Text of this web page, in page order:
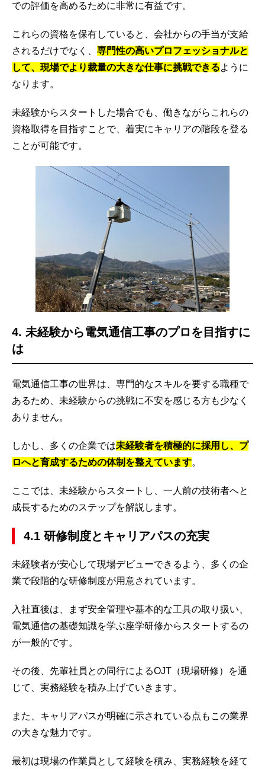
での評価を高めるために非常に有益です。
これらの資格を保有していると、会社からの手当が支給
されるだけでなく、 専門性の高いプロフェッショナルと
して、現場でより裁量の大きな仕事に挑戦できるように
なります。
未経験からスタートした場合でも、働きながらこれらの
資格取得を目指すことで、着実にキャリアの階段を登る
ことが可能です。
4. 未経験から電気通信工事のプロを目指すに
は
電気通信工事の世界は、専門的なスキルを要する職種で
あるため、未経験からの挑戦に不安を感じる方も少なく
ありません。
しかし、多くの企業では未経験者を積極的に採用し、プ
ロへと育成するための体制を整えています。
ここでは、未経験からスタートし、一人前の技術者へと
成長するためのステップを解説します。
4.1 研修制度とキャリアパスの充実
未経験者が安心して現場デビューできるよう、多くの企
業で段階的な研修制度が用意されています。
入社直後は、まず安全管理や基本的な工具の取り扱い、
電気通信の基礎知識を学ぶ座学研修からスタートするの
が一般的です。
その後、先輩社員との同行によるOJT（現場研修）を通
じて、実務経験を積み上げていきます。
また、キャリアパスが明確に示されている点もこの業界
の大きな魅力です。
最初は現場の作業員として経験を積み、実務経験を経て